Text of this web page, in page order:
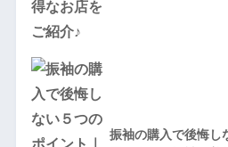
振袖の購入で後悔し